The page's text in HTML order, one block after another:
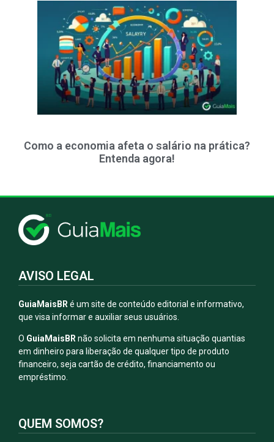
Como a economia afeta o salário na prática?
Entenda agora!
AVISO LEGAL
GuiaMaisBR é um site de conteúdo editorial e informativo,
que visa informar e auxiliar seus usuários.
O GuiaMaisBR não solicita em nenhuma situação quantias
em dinheiro para liberação de qualquer tipo de produto
financeiro, seja cartão de crédito, financiamento ou
empréstimo.
QUEM SOMOS?